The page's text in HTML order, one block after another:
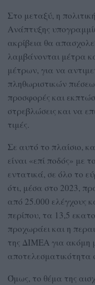
Στο μεταξύ, η
Ανάπτυξης
ακρίβεια θα
λαμβάνονται μέτρα
μέτρων, για να
πληθωριστικών
προσφορές και
στρεβλώσεις και να
τιμές.
Σε αυτό το πλαίσιο,
είναι «επί ποδός» με
εντατικά, σε όλο το
ότι, μέσα στο 2023,
από 25.000 ελέγχους
περίπου, τα 13,5
προχωράει και η
της ΔΙΜΕΑ για ακόμη
αποτελεσματικότητα
Όμως, το θέμα της